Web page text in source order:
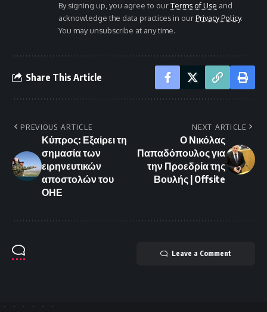
By signing up, you agree to ourTerms of Use and
acknowledge the data practices in ourPrivacy Policy.
You may unsubscribe at any time.
Share This Article
PREVIOUS ARTICLE
Κύπρος: Εξαίρει τη
σημασία των
ειρηνευτικών
αποστολών του
ΟΗΕ
NEXT ARTICLE
Ο Νικόλας
Παπαδόπουλος για
την Προεδρία της
Βουλής | Offsite
Leave a Comment